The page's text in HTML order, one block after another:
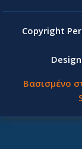
Copyright
Βασισμένο